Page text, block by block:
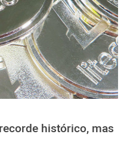
histórico, mas